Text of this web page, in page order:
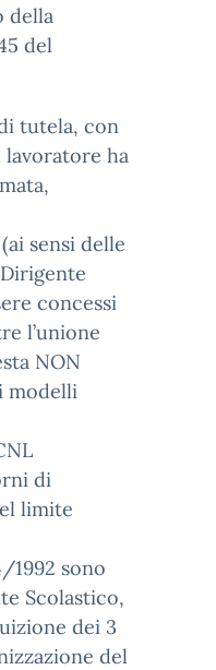
della
del
tutela, con
ha
sensi delle
concessi
l’unione
NON
modelli
di
limite
1992 sono
Scolastico,
dei 3
del